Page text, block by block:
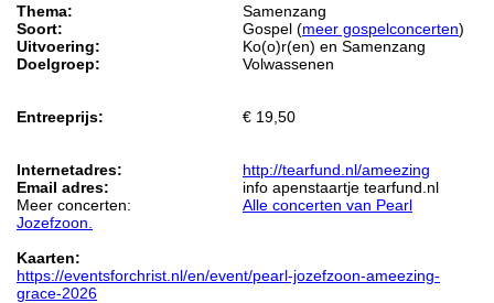
Thema:
Samenzang
Soort:
Gospel (meer gospelconcerten)
Uitvoering:
Ko(o)r(en) en Samenzang
Doelgroep:
Volwassenen
Entreeprijs: € 19,50
Internetadres:
http://tearfund.nl/ameezing
Email adres:
info apenstaartje tearfund.nl
Meer concerten:
Alle concerten van Pearl
Jozefzoon.
Kaarten:
https://eventsforchrist.nl/en/event/pearl-jozefzoon-ameezing-
grace-2026